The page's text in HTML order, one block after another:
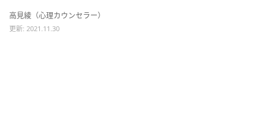
高見綾（心理カウンセラー）
更新: 2021.11.30